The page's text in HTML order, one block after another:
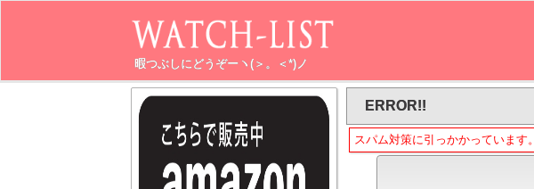
暇つぶしにどうぞーヽ(＞。＜*)ノ
ERROR!!
スパム対策に引っかかっています。